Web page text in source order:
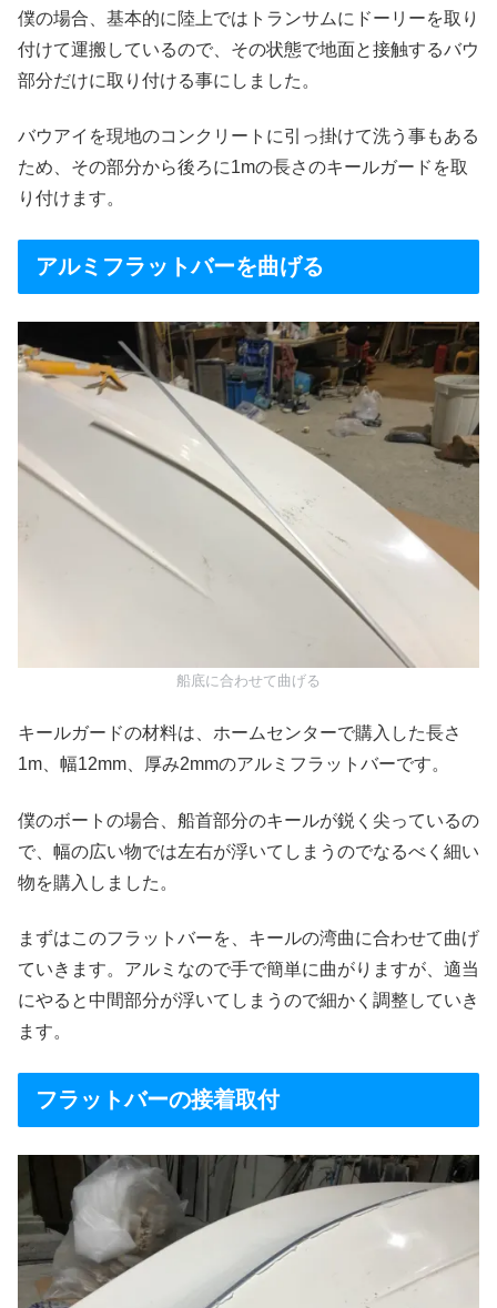
僕の場合、基本的に陸上ではトランサムにドーリーを取り
付けて運搬しているので、その状態で地面と接触するバウ
部分だけに取り付ける事にしました。
バウアイを現地のコンクリートに引っ掛けて洗う事もある
ため、その部分から後ろに1mの長さのキールガードを取
り付けます。
アルミフラットバーを曲げる
船底に合わせて曲げる
キールガードの材料は、ホームセンターで購入した長さ
1m、幅12mm、厚み2mmのアルミフラットバーです。
僕のボートの場合、船首部分のキールが鋭く尖っているの
で、幅の広い物では左右が浮いてしまうのでなるべく細い
物を購入しました。
まずはこのフラットバーを、キールの湾曲に合わせて曲げ
ていきます。アルミなので手で簡単に曲がりますが、適当
にやると中間部分が浮いてしまうので細かく調整していき
ます。
フラットバーの接着取付